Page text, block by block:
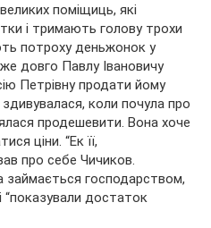
поміщиць, які
і тримають голову трохи
потроху деньжонок у
довго Павлу Івановичу
Петрівну продати йому
коли почула про
продешевити. Вона хоче
ціни. “Ек її,
про себе Чичиков.
господарством,
“показували достаток